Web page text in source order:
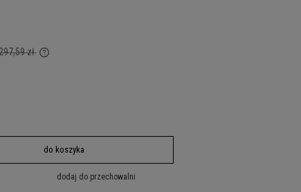
zł
30
do koszyka
dodaj do przechowalni